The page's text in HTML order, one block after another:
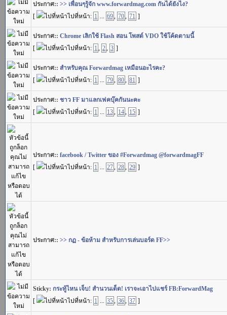
ประกาศ:: >> เพื่อนๆรู้จัก www.forwardmag.com กันได้ยังไง?
[
ไปที่หน้า: 1 ... 69, 70, 71 ]
ประกาศ:: Chrome เลิกใช้ Flash สอน โพสต์ VDO ใช้โค้ดตามนี้
[
ไปที่หน้า: 1 , 2, 3 ]
ประกาศ:: สำหรับคุณ Forwardmag เหมือนอะไรคะ?
[
ไปที่หน้า: 1 ... 79, 80, 81 ]
ประกาศ:: ชาว FF มาแลกเฟคบุ๊คกันนะคะ
[
ไปที่หน้า: 1 ... 13, 14, 15 ]
ประกาศ:: facebook / Twitter ของ #Forwardmag @forwardmagFF
[
ไปที่หน้า: 1 ... 27, 28, 29 ]
ประกาศ:: >> กฏ - ข้อห้าม สำหรับการเล่นบอร์ด FF>>
Sticky: กระทู้ไหน เจ็บ! สำนวนเด็ด! เราจะเอาไปแชร์ FB:ForwardMag
[
ไปที่หน้า: 1 ... 35, 36, 37 ]